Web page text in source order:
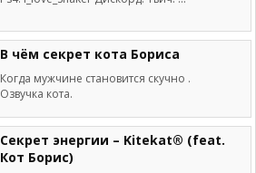
В чём секрет кота Бориса
Когда мужчине становится скучно .
Озвучка кота.
Cекрет энергии – Kitekat® (feat.
Кот Борис)